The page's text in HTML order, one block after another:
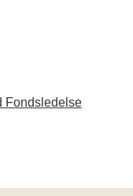
Fondsledelse